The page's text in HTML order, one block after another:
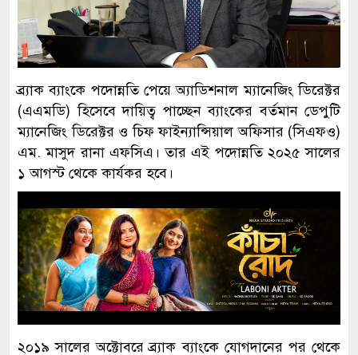
ব্র্যাক ব্যাংকে পদোন্নতি পেয়ে অ্যাডিশনাল ম্যানেজিং ডিরেক্টর
(এএমডি) হিসেবে দায়িত্ব পাচ্ছেন ব্যাংকের বর্তমান ডেপুটি
ম্যানেজিং ডিরেক্টর ও চিফ ফাইন্যান্সিয়াল অফিসার (সিএফও)
এম. মাসুদ রানা এফসিএ। তার এই পদোন্নতি ২০২৫ সালের
১ আগস্ট থেকে কার্যকর হবে।
২০১৯ সালের অক্টোবরে ব্র্যাক ব্যাংকে যোগদানের পর থেকে